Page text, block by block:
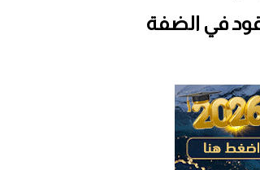
في الضفة